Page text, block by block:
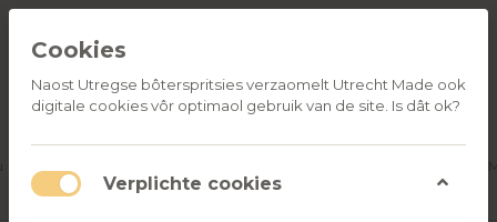
PRODUCTEN
RELATIEGESCHENKEN
ONS
Cookies
Naost Utregse bôterspritsies verzaomelt Utrecht Made ook
digitale cookies vôr optimaol gebruik van de site. Is dât ok?
Verplichte cookies